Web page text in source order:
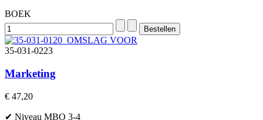
BOEK
35-031-0223
Marketing
€ 47,20
✔ Niveau MBO 3-4